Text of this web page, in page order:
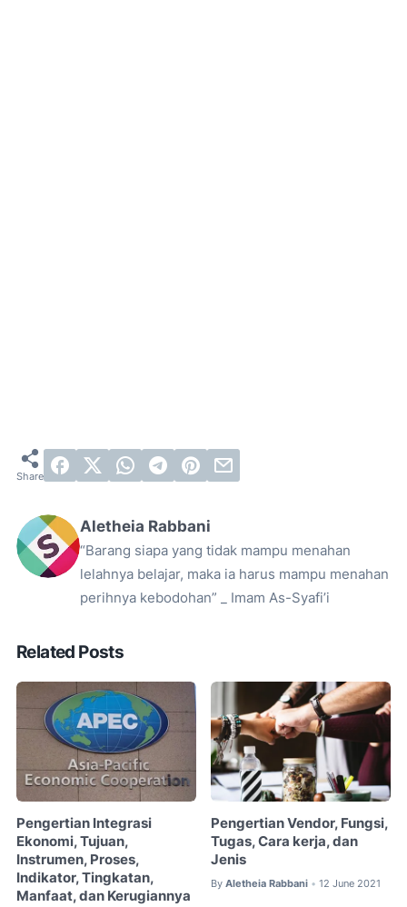
Aletheia Rabbani
“Barang siapa yang tidak mampu menahan
lelahnya belajar, maka ia harus mampu menahan
perihnya kebodohan” _ Imam As-Syafi’i
Related Posts
Pengertian Integrasi
Ekonomi, Tujuan,
Instrumen, Proses,
Indikator, Tingkatan,
Manfaat, dan Kerugiannya
Pengertian Vendor, Fungsi,
Tugas, Cara kerja, dan
Jenis
By Aletheia Rabbani • 12 June 2021